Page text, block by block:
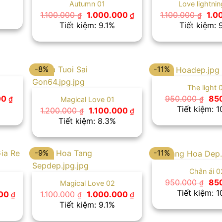
Autumn 01
1.100.000₫ Giá
gốc
là:
1.000.000₫Giá
là:
1.000.000 ₫.
Tiết kiệm: 9.1%
Love
1.100.000₫ Giá
gốc
là:
Tiết kiệm:
₫Giá
hiện
là:
900.000 ₫.
-8%
Magical Love 01
1.200.000₫ Giá
gốc
là:
1.100.000₫Giá
là:
1.100.000 ₫.
Tiết kiệm: 8.3%
-11%
The light
950.000₫
Giá
gốc
là:
Tiết kiệm:
₫Giá
là:
-9%
Magical Love 02
1.100.000₫ Giá
gốc
là:
1.000.000₫Giá
là:
Tiết kiệm: 9.1%
-11%
Chân ái
950.000₫
Giá
gốc
là:
Tiết kiệm: